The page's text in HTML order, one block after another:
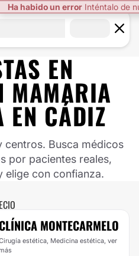
Ha habido un error Inténtalo de
EN
MAMARIA
EN CÁDIZ
centros. Busca médicos
por pacientes reales,
elige con confianza.
CLÍNICA MONTECARMELO
estética, Medicina estética, ver